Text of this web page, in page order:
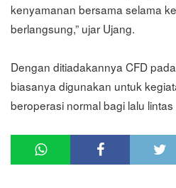
kenyamanan bersama selama
berlangsung,” ujar Ujang.
Dengan ditiadakannya CFD
biasanya digunakan untuk
beroperasi normal bagi lalu